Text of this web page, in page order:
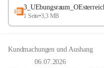
1 Seite•3,3 MB
Kundmachungen und Aushang
06.07.2026